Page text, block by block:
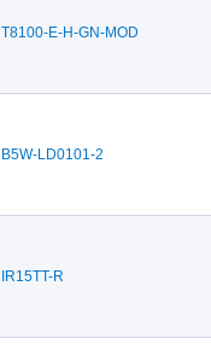
T8100-E-H-GN-MOD
B5W-LD0101-2
IR15TT-R